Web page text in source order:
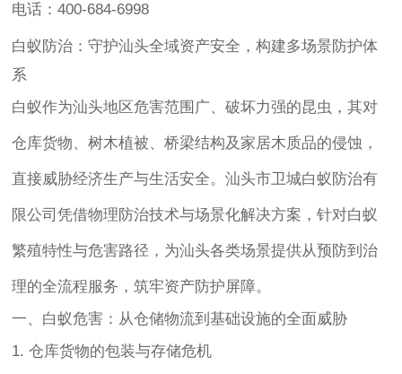
电话：400-684-6998
白蚁防治：守护汕头全域资产安全，构建多场景防护体
系
白蚁作为汕头地区危害范围广、破坏力强的昆虫，其对
仓库货物、树木植被、桥梁结构及家居木质品的侵蚀，
直接威胁经济生产与生活安全。汕头市卫城白蚁防治有
限公司凭借物理防治技术与场景化解决方案，针对白蚁
繁殖特性与危害路径，为汕头各类场景提供从预防到治
理的全流程服务，筑牢资产防护屏障。
一、白蚁危害：从仓储物流到基础设施的全面威胁
1. 仓库货物的包装与存储危机